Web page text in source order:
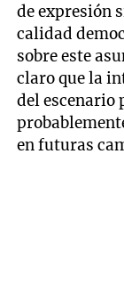
de expresión
calidad
sobre este
claro que la
del
en futuras